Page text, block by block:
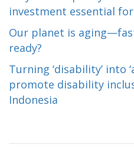
investment essential
Our planet is
ready?
Turning ‘disability’ into
promote disability
Indonesia